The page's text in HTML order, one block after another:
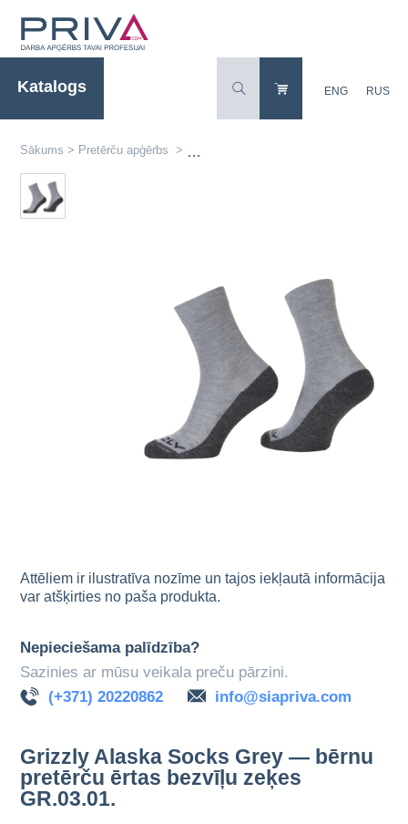
Katalogs ENG RUS
Sākums > Pretērču apģērbs >
Attēliem ir ilustratīva nozīme un tajos iekļautā informācija
var atšķirties no paša produkta.
Nepieciešama palīdzība?
Sazinies ar mūsu veikala preču pārzini.
(+371) 20220862
info@siapriva.com
Grizzly Alaska Socks Grey — bērnu
pretērču ērtas bezvīļu zeķes
GR.03.01.